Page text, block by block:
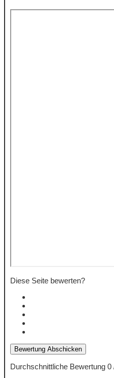
Diese Seite bewerten?
Bewertung Abschicken
Durchschnittliche Bewertung 0